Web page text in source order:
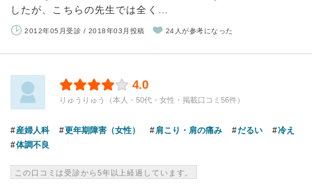
したが、こちらの先生では全く…
2012年05月受診 / 2018年03月投稿 24人が参考になった
4.0
りゅうりゅう（本人・50代・女性・掲載口コミ56件）
産婦人科 更年期障害（女性） 肩こり・肩の痛み だるい
冷え
体調不良
この口コミは受診から5年以上経過しています。